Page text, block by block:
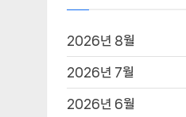
2026년 8월
2026년 7월
2026년 6월